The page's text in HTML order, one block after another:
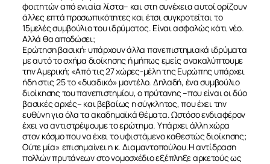
φοιτητών από ενιαία λίστα– και στη συνέχεια αυτοί ορίζουν
άλλες επτά προσωπικότητες και έτσι συγκροτείται το
15μελές συμβούλιο του ιδρύματος. Είναι ασφαλώς κάτι νέο.
Αλλά θα αποδώσει;
Ερώτηση βασική: υπάρχουν άλλα πανεπιστημιακά ιδρύματα
με αυτό το σχήμα διοίκησης ή μήπως εμείς ανακαλύπτουμε
την Αμερική; «Από τις 27 χώρες-μέλη της Ευρώπης υπάρχει
ήδη στις 25 το «δυαδικό» μοντέλο. Δηλαδή, ένα συμβούλιο
διοίκησης του πανεπιστημίου, ο πρύτανης –που είναι οι δύο
βασικές αρχές– και βεβαίως η σύγκλητος, που έχει την
ευθύνη για όλα τα ακαδημαϊκά θέματα. Ωστόσο ενδιαφέρον
έχει να αντιστρέψουμε το ερώτημα. Υπάρχει άλλη χώρα
στον κόσμο που να έχει το υφιστάμενο καθεστώς διοίκησης;
Ούτε μία» επισημαίνει η κ. Διαμαντοπούλου.Η αντίδραση
πολλών πρυτάνεων στο νομοσχέδιο εξέπληξε αρκετούς ως